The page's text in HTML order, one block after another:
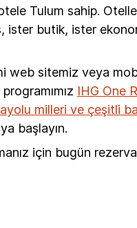
Tulum sahip.
ister butik, ister
web sitemiz veya
IHG One
milleri ve çeşitli
başlayın.
için bugün